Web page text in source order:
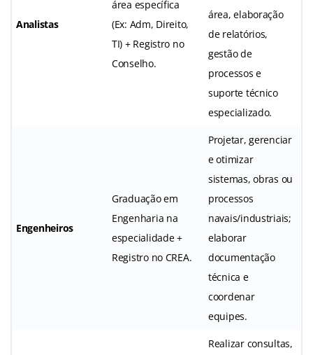
Analistas
área específica
(Ex: Adm, Direito,
TI) + Registro no
Conselho.
área, elaboração
de relatórios,
gestão de
processos e
suporte técnico
especializado.
Engenheiros
Graduação em
Engenharia na
especialidade +
Registro no CREA.
Projetar, gerenciar
e otimizar
sistemas, obras ou
processos
navais/industriais;
elaborar
documentação
técnica e
coordenar
equipes.
Realizar consultas,